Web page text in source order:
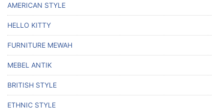
AMERICAN STYLE
HELLO KITTY
FURNITURE MEWAH
MEBEL ANTIK
BRITISH STYLE
ETHNIC STYLE